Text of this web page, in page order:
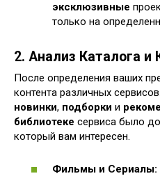
эксклюзивные
только на
2. Анализ Каталога и
После определения ваших
контента различных
новинки, подборки и
библиотеке сервиса было
который вам интересен.
Фильмы и Сериалы: